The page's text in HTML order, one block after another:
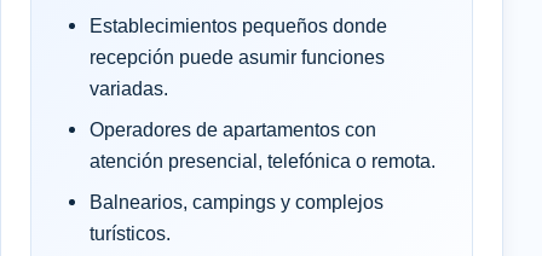
Establecimientos pequeños donde
recepción puede asumir funciones
variadas.
Operadores de apartamentos con
atención presencial, telefónica o remota.
Balnearios, campings y complejos
turísticos.